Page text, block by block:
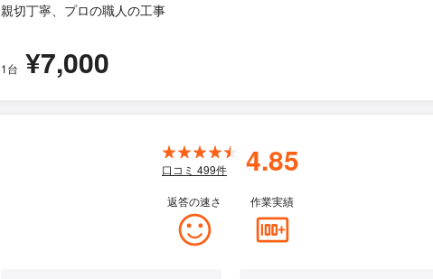
親切丁寧、プロの職人の工事
1台 ¥7,000
口コミ 499件 4.85
返答の速さ 作業実績